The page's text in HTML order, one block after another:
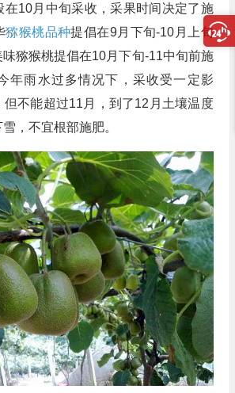
在10月中旬采收，采果时间决定了施
猕猴桃品种提倡在9月下旬-10月上旬
猕猴桃提倡在10月下旬-11中旬前施
年雨水过多情况下，采收受一定影
但不能超过11月，到了12月土壤温度
，不宜根部施肥。